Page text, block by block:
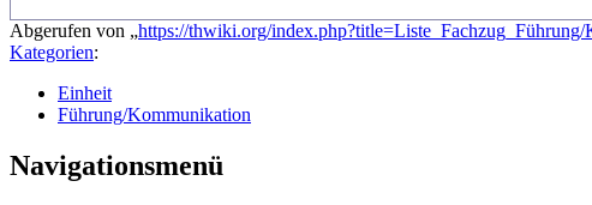
Abgerufen von „https://thwiki.org/
Kategorien:
Einheit
Führung/Kommunikation
Navigationsmenü